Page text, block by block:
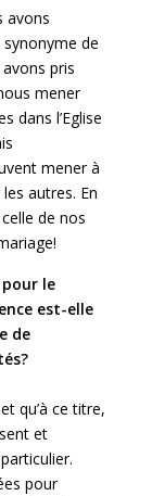
avons
synonyme de
pris
mener
dans l’Eglise
mener à
autres. En
de nos
le
est-elle
de
qu’à ce titre,
et
pour